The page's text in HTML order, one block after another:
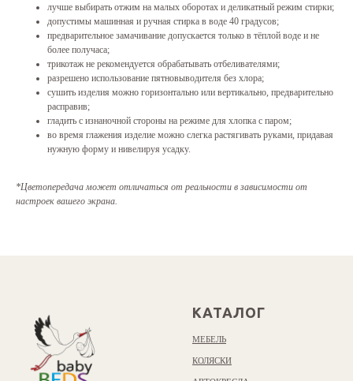
лучше выбирать отжим на малых оборотах и деликатный режим стирки;
допустимы машинная и ручная стирка в воде 40 градусов;
предварительное замачивание допускается только в тёплой воде и не
более получаса;
трикотаж не рекомендуется обрабатывать отбеливателями;
разрешено использование пятновыводителя без хлора;
сушить изделия можно горизонтально или вертикально, предварительно
расправив;
гладить с изнаночной стороны на режиме для хлопка с паром;
во время глажения изделие можно слегка растягивать руками, придавая
нужную форму и нивелируя усадку.
*Цветопередача может отличаться от реальности в зависимости от
настроек вашего экрана.
КАТАЛОГ
МЕБЕЛЬ
КОЛЯСКИ